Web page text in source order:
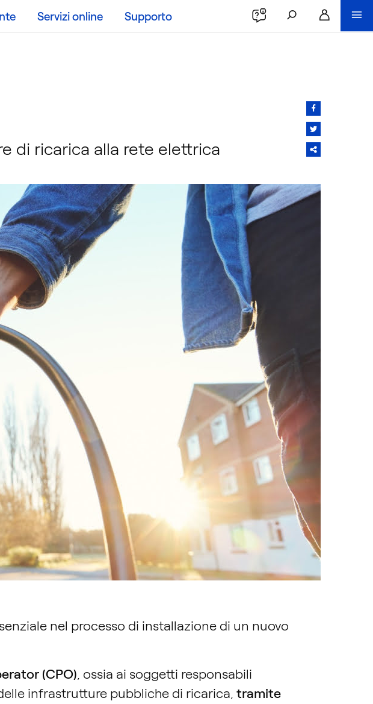
Servizi online Supporto
di ricarica alla rete elettrica
nel processo di installazione di un nuovo
(CPO), ossia ai soggetti responsabili
infrastrutture pubbliche di ricarica, tramite